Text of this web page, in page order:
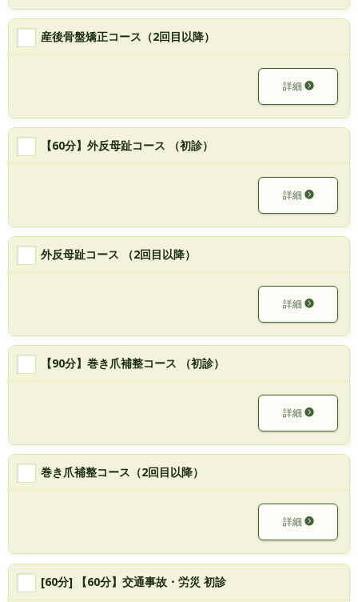
産後骨盤矯正コース（2回目以降）
詳細
【60分】外反母趾コース （初診）
詳細
外反母趾コース （2回目以降）
詳細
【90分】巻き爪補整コース （初診）
詳細
巻き爪補整コース（2回目以降）
詳細
[60分] 【60分】交通事故・労災 初診